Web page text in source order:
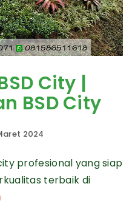
City |
BSD City
2024
profesional yang siap
terbaik di